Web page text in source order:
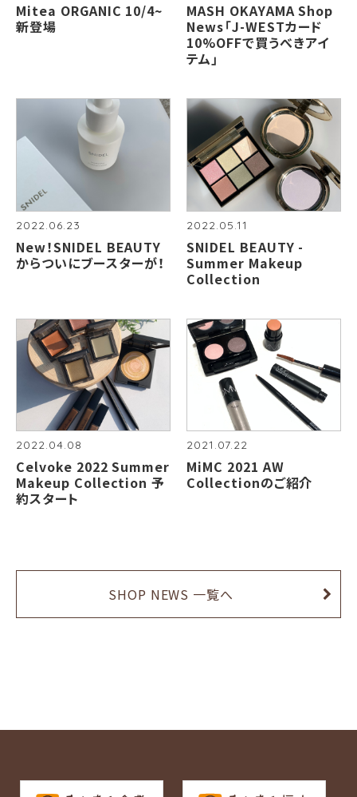
Mitea ORGANIC 10/4~
新登場
MASH OKAYAMA Shop
News「J-WESTカード
10%OFFで買うべきアイ
テム」
2022.06.23
New！SNIDEL BEAUTY
からついにブースターが！
2022.05.11
SNIDEL BEAUTY -
Summer Makeup
Collection
2022.04.08
Celvoke 2022 Summer
Makeup Collection 予
約スタート
2021.07.22
MiMC 2021 AW
Collectionのご紹介
SHOP NEWS 一覧へ